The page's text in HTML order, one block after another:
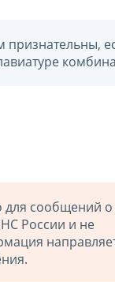
признательны,
для сообщений о
России и не